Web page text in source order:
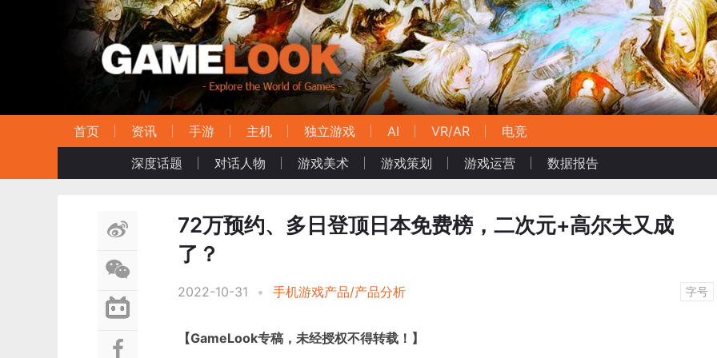
首页 资讯 手游 主机 独立游戏 AI VR/AR
电竞
深度话题
对话人物 游戏美术 游戏策划 游戏运营 数据报告
72万预约、多日登顶日本免费榜，二次元+高尔夫又成
了？
2022-10-31 • 手机游戏产品/产品分析 字号
【GameLook专稿，未经授权不得转载！】